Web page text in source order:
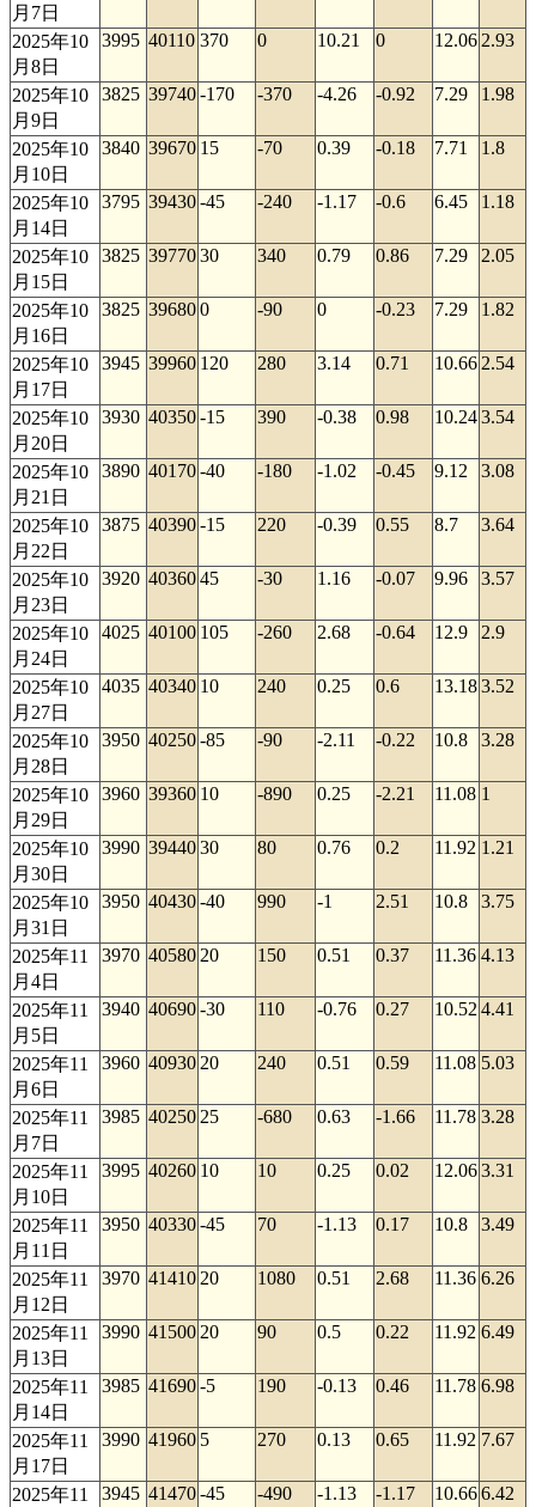
月7日
2025年10
月8日
3995 40110 370 0 10.21 0 12.06 2.93
2025年10
月9日
3825 39740-170 -370 -4.26 -0.92 7.29 1.98
2025年10
月10日
3840 39670 15 -70 0.39 -0.18 7.71 1.8
2025年10
月14日
3795 39430-45 -240 -1.17 -0.6 6.45 1.18
2025年10
月15日
3825 3977030 340 0.79 0.86 7.29 2.05
2025年10
月16日
3825 396800 -90 0 -0.23 7.29 1.82
2025年10
月17日
3945 39960 120 280 3.14 0.71 10.66 2.54
2025年10
月20日
3930 40350-15 390 -0.38 0.98 10.243.54
2025年10
月21日
3890 40170-40 -180 -1.02 -0.45 9.12 3.08
2025年10
月22日
3875 40390-15 220 -0.39 0.55 8.7 3.64
2025年10
月23日
3920 4036045 -30 1.16 -0.07 9.96 3.57
2025年10
月24日
4025 40100 105 -260 2.68 -0.64 12.9 2.9
2025年10
月27日
4035 40340 10 240 0.25 0.6 13.183.52
2025年10
月28日
3950 40250-85 -90 -2.11 -0.22 10.8 3.28
2025年10
月29日
3960 39360 10 -890 0.25 -2.21 11.08 1
2025年10
月30日
3990 3944030 80 0.76 0.2 11.92 1.21
2025年10
月31日
3950 40430-40 990 -1 2.51 10.8 3.75
2025年11
月4日
3970 40580 20 150 0.51 0.37 11.36 4.13
2025年11
月5日
3940 40690-30 110 -0.76 0.27 10.52 4.41
2025年11
月6日
3960 40930 20 240 0.51 0.59 11.08 5.03
2025年11
月7日
3985 40250 25 -680 0.63 -1.66 11.78 3.28
2025年11
月10日
3995 40260 10 10 0.25 0.02 12.063.31
2025年11
月11日
3950 40330-45 70 -1.13 0.17 10.8 3.49
2025年11
月12日
3970 41410 20 1080 0.51 2.68 11.36 6.26
2025年11
月13日
3990 41500 20 90 0.5 0.22 11.92 6.49
2025年11
月14日
3985 41690-5 190 -0.13 0.46 11.78 6.98
2025年11
月17日
3990 41960 5 270 0.13 0.65 11.92 7.67
2025年11
3945 41470-45 -490 -1.13 -1.17 10.666.42